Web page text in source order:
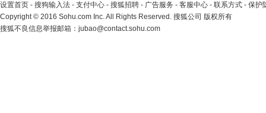
设置首页 - 搜狗输入法 - 支付中心 - 搜狐招聘 - 广告服务 - 客服中心 - 联系方式 - 保护
Copyright© 2016 Sohu.com Inc. All Rights Reserved. 搜狐公司 版权所有
搜狐不良信息举报邮箱： jubao@contact.sohu.com